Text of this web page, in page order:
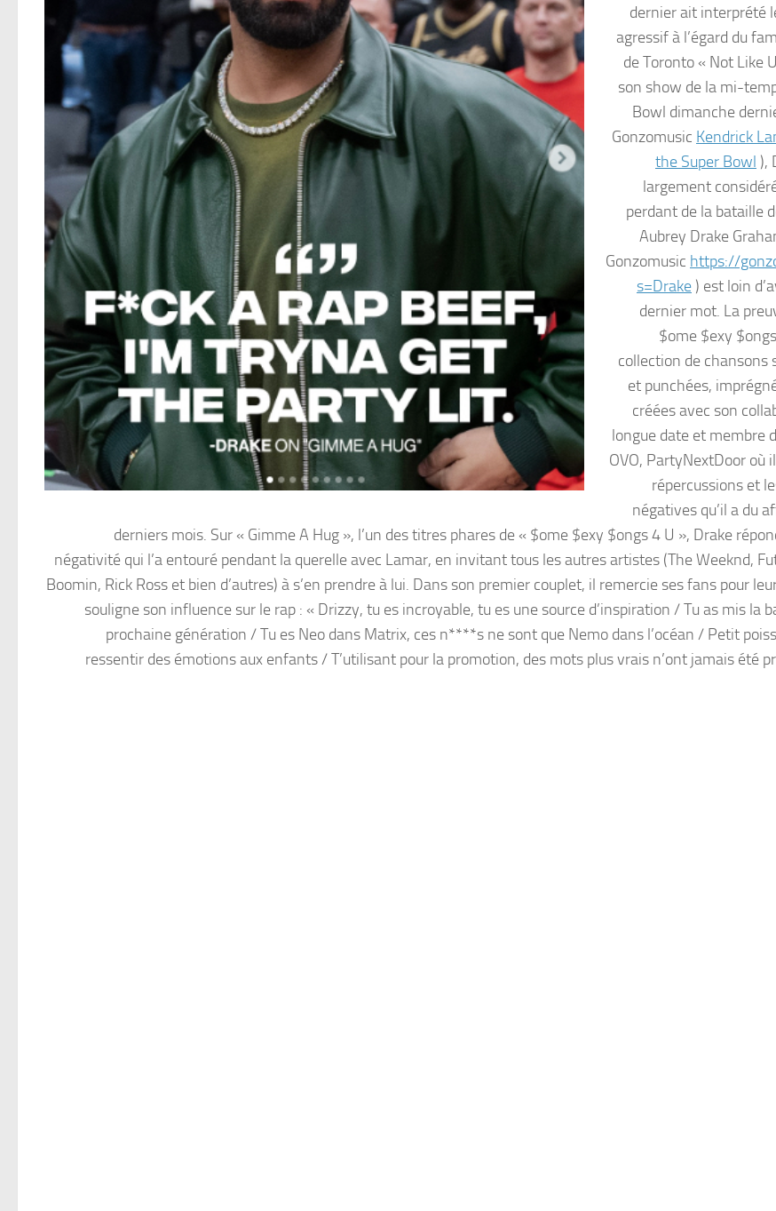
dernier ait interprété
agressif à l’égard du
de Toronto « Not Like
son show de la mi-
Bowl dimanche
Gonzomusic Kendrick
the Super Bowl ),
largement
perdant de la bataille
Aubrey Drake
Gonzomusic https://
s=Drake ) est loin
dernier mot. La
$ome $exy
collection de chansons
et punchées,
créées avec son
longue date et membre
OVO, PartyNextDoor où
répercussions et
négatives qu’il a du
derniers mois. Sur « Gimme A Hug », l’un des titres phares de « $ome $exy $ongs 4 U », Drake
négativité qui l’a entouré pendant la querelle avec Lamar, en invitant tous les autres artistes (The Weeknd,
Boomin, Rick Ross et bien d’autres) à s’en prendre à lui. Dans son premier couplet, il remercie ses fans pour
souligne son influence sur le rap : « Drizzy, tu es incroyable, tu es une source d’inspiration / Tu as mis la
prochaine génération / Tu es Neo dans Matrix, ces n****s ne sont que Nemo dans l’océan / Petit
ressentir des émotions aux enfants / T’utilisant pour la promotion, des mots plus vrais n’ont jamais été